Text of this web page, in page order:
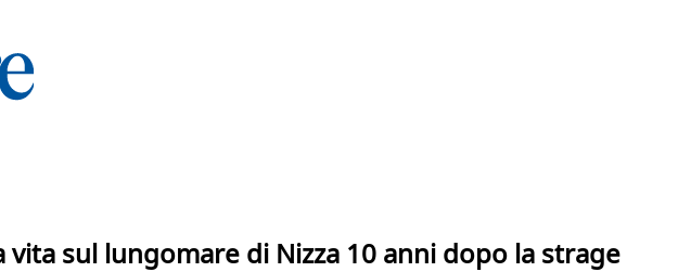
sul lungomare di Nizza 10 anni dopo la strage